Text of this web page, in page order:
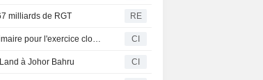
milliards de RGT RE
YTL Corporation Berhad annonce un dividende intérimaire pour l'exercice clos le 30 juin 2025, payable le 23 octobre 2025 CI
à Johor Bahru CI